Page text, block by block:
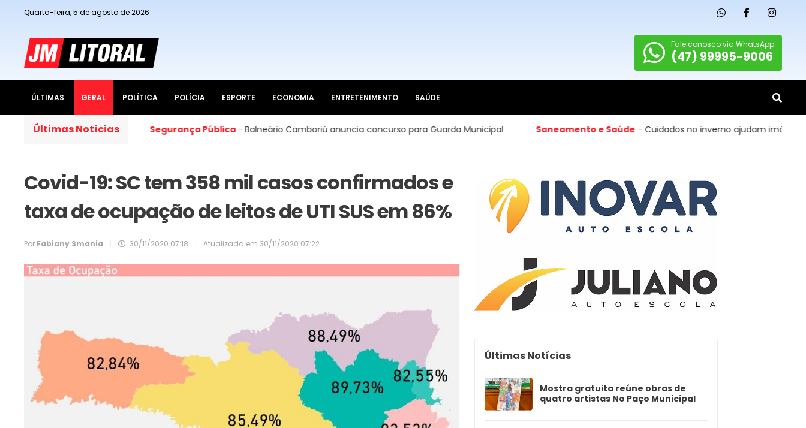
Quarta-feira, 5 de agosto de 2026
Fale conosco via WhatsApp:
(47) 99995-9006
ÚLTIMAS GERAL POLÍTICA POLÍCIA ESPORTE ECONOMIA ENTRETENIMENTO SAÚDE
Últimas Notícias
Paço Municipal Segurança Pública- Balneário Camboriú anuncia concurso para Guarda Municipal Saneamento e Saúde- Cuidados no inverno ajudam imóveis de
Covid-19: SC tem 358 mil casos confirmados e
taxa de ocupação de leitos de UTI SUS em 86%
Por Fabiany Smania 30/11/2020 07:18 Atualizada em 30/11/2020 07:22
Últimas Notícias
Mostra gratuita reúne obras de
quatro artistas No Paço Municipal